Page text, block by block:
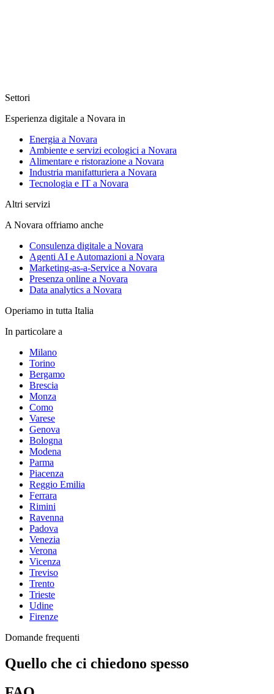
Settori
Esperienza digitale a Novara in
Energia a Novara
Ambiente e servizi ecologici a Novara
Alimentare e ristorazione a Novara
Industria manifatturiera a Novara
Tecnologia e IT a Novara
Altri servizi
A Novara offriamo anche
Consulenza digitale a Novara
Agenti AI e Automazioni a Novara
Marketing-as-a-Service a Novara
Presenza online a Novara
Data analytics a Novara
Operiamo in tutta Italia
In particolare a
Milano
Torino
Bergamo
Brescia
Monza
Como
Varese
Genova
Bologna
Modena
Parma
Piacenza
Reggio Emilia
Ferrara
Rimini
Ravenna
Padova
Venezia
Verona
Vicenza
Treviso
Trento
Trieste
Udine
Firenze
Domande frequenti
Quello che ci chiedono spesso